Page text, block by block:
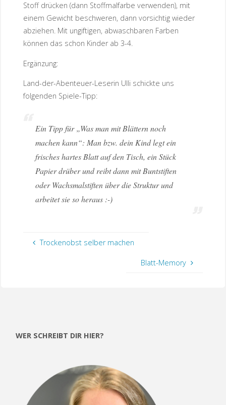
Stoff drücken (dann Stoffmalfarbe verwenden), mit
einem Gewicht beschweren, dann vorsichtig wieder
abziehen. Mit ungiftigen, abwaschbaren Farben
können das schon Kinder ab 3-4.
Ergänzung:
Land-der-Abenteuer-Leserin Ulli schickte uns
folgenden Spiele-Tipp:
Ein Tipp für „Was man mit Blättern noch
machen kann“: Man bzw. dein Kind legt ein
frisches hartes Blatt auf den Tisch, ein Stück
Papier drüber und reibt dann mit Buntstiften
oder Wachsmalstiften über die Struktur und
arbeitet sie so heraus :-)
Trockenobst selber machen
Blatt-Memory
WER SCHREIBT DIR HIER?